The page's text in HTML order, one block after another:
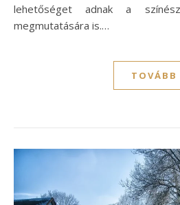
lehetőséget adnak a
megmutatására is.…
TOVÁBB